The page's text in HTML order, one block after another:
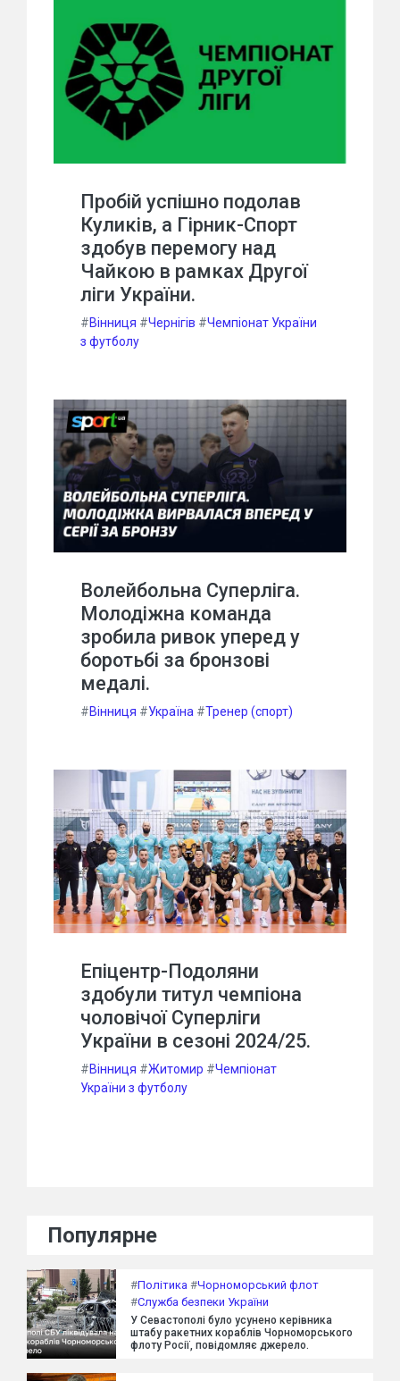
Пробій успішно подолав
Куликів, а Гірник-Спорт
здобув перемогу над
Чайкою в рамках Другої
ліги України.
#Вінниця #Чернігів #Чемпіонат України
з футболу
Волейбольна Суперліга.
Молодіжна команда
зробила ривок уперед у
боротьбі за бронзові
медалі.
#Вінниця #Україна #Тренер (спорт)
Епіцентр-Подоляни
здобули титул чемпіона
чоловічої Суперліги
України в сезоні 2024/25.
#Вінниця #Житомир #Чемпіонат
України з футболу
Популярне
#Політика #Чорноморський флот
#Служба безпеки України
У Севастополі було усунено керівника
штабу ракетних кораблів Чорноморського
флоту Росії, повідомляє джерело.